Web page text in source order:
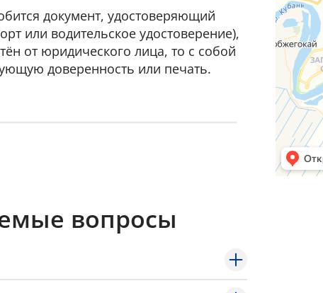
документ, удостоверяющий
или водительское удостоверение),
от юридического лица, то с собой
доверенность или печать.
вопросы